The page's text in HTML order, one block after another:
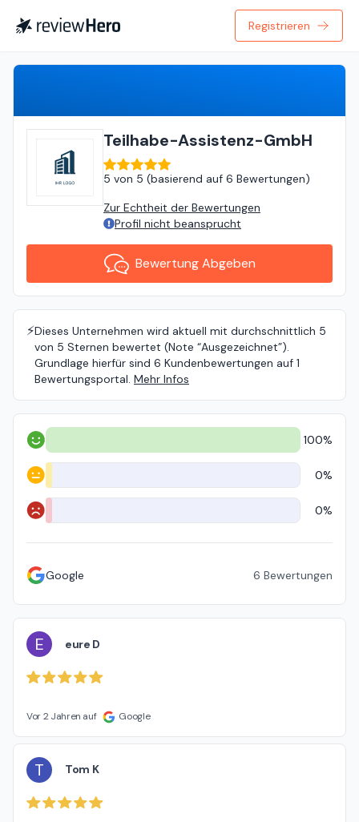
Registrieren
Teilhabe-Assistenz-GmbH
5 von 5 (basierend auf 6 Bewertungen)
Zur Echtheit der Bewertungen
Profil nicht beansprucht
Bewertung Abgeben
⚡️Dieses Unternehmen wird aktuell mit durchschnittlich 5
von 5 Sternen bewertet (Note “Ausgezeichnet”).
Grundlage hierfür sind 6 Kundenbewertungen auf 1
Bewertungsportal. Mehr Infos
Positiv 100%
Neutral 0%
Negativ 0%
Google 6 Bewertungen
E eure D
Vor 2 Jahren auf Google
T Tom K